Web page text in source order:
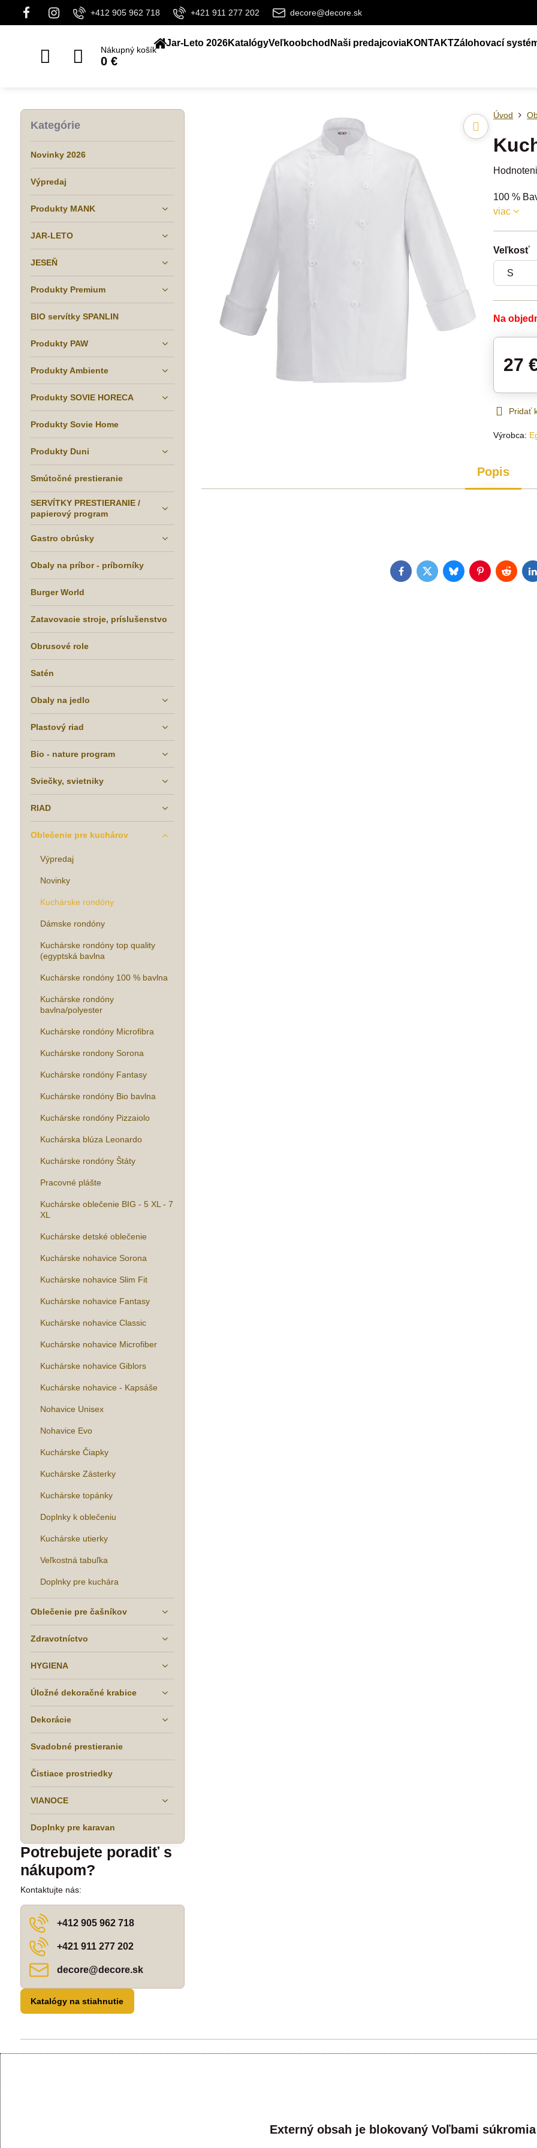
+412 905 962 718 +421 911 277 202 decore@decore.sk
Nákupný košík
0 €
Jar-Leto 2026KatalógyVeľkoobchod Naši predajcoviaKONTAKTZálohovací
Úvod
100 %
viac
Veľkosť
Na
27
Pridať
Výrobca:
Popis
FacebookTwitterBlueskyPinterestReddit
Kategórie
Novinky 2026
Výpredaj
Produkty MANK
JAR-LETO
JESEŇ
Produkty Premium
BIO servítky SPANLIN
Produkty PAW
Produkty Ambiente
Produkty SOVIE HORECA
Produkty Sovie Home
Produkty Duni
Smútočné prestieranie
SERVÍTKY PRESTIERANIE /
papierový program
Gastro obrúsky
Obaly na príbor - príborníky
Burger World
Zatavovacie stroje, príslušenstvo
Obrusové role
Satén
Obaly na jedlo
Plastový riad
Bio - nature program
Sviečky, svietniky
RIAD
Oblečenie pre kuchárov
Výpredaj
Novinky
Kuchárske rondóny
Dámske rondóny
Kuchárske rondóny top quality
(egyptská bavlna
Kuchárske rondóny 100 % bavlna
Kuchárske rondóny
bavlna/polyester
Kuchárske rondóny Microfibra
Kuchárske rondony Sorona
Kuchárske rondóny Fantasy
Kuchárske rondóny Bio bavlna
Kuchárske rondóny Pizzaiolo
Kuchárska blúza Leonardo
Kuchárske rondóny Štáty
Pracovné plášte
Kuchárske oblečenie BIG - 5 XL - 7
XL
Kuchárske detské oblečenie
Kuchárske nohavice Sorona
Kuchárske nohavice Slim Fit
Kuchárske nohavice Fantasy
Kuchárske nohavice Classic
Kuchárske nohavice Microfiber
Kuchárske nohavice Giblors
Kuchárske nohavice - Kapsáše
Nohavice Unisex
Nohavice Evo
Kuchárske Čiapky
Kuchárske Zásterky
Kuchárske topánky
Doplnky k oblečeniu
Kuchárske utierky
Veľkostná tabuľka
Doplnky pre kuchára
Oblečenie pre čašníkov
Zdravotníctvo
HYGIENA
Úložné dekoračné krabice
Dekorácie
Svadobné prestieranie
Čistiace prostriedky
VIANOCE
Doplnky pre karavan
Potrebujete poradiť s
nákupom?
Kontaktujte nás:
+412 905 962 718
+421 911 277 202
decore​@decore​.sk
Katalógy na stiahnutie
Externý obsah je blokovaný Voľbami súkromia